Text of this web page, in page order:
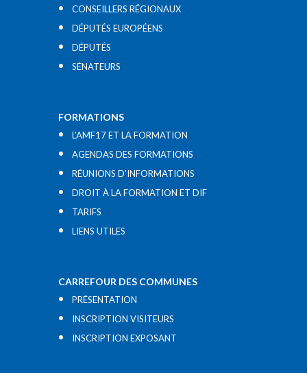
CONSEILLERS RÉGIONAUX
DÉPUTÉS EUROPÉENS
DÉPUTÉS
SÉNATEURS
FORMATIONS
L’AMF17 ET LA FORMATION
AGENDAS DES FORMATIONS
RÉUNIONS D’INFORMATIONS
DROIT À LA FORMATION ET DIF
TARIFS
LIENS UTILES​
CARREFOUR DES COMMUNES
PRÉSENTATION
INSCRIPTION VISITEURS
INSCRIPTION EXPOSANT